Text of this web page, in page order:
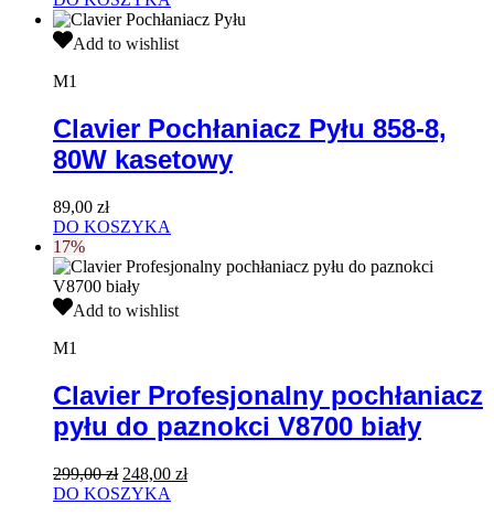
3szt.
wynosiła:
49,99 zł.
wynosi:
39,90 zł.
Clavier
Pyłu
8,
80W
kasetowy
Add to wishlist
M1
Clavier Pochłaniacz Pyłu 858-8,
80W kasetowy
89,00 zł
DO KOSZYKA
17%
Clavier
pochłaniacz
do
paznokci
V8700
biały
Add to wishlist
M1
Clavier Profesjonalny pochłaniacz
pyłu do paznokci V8700 biały
299,00zł Pierwotna
cena
248,00 złAktualna
DO KOSZYKA